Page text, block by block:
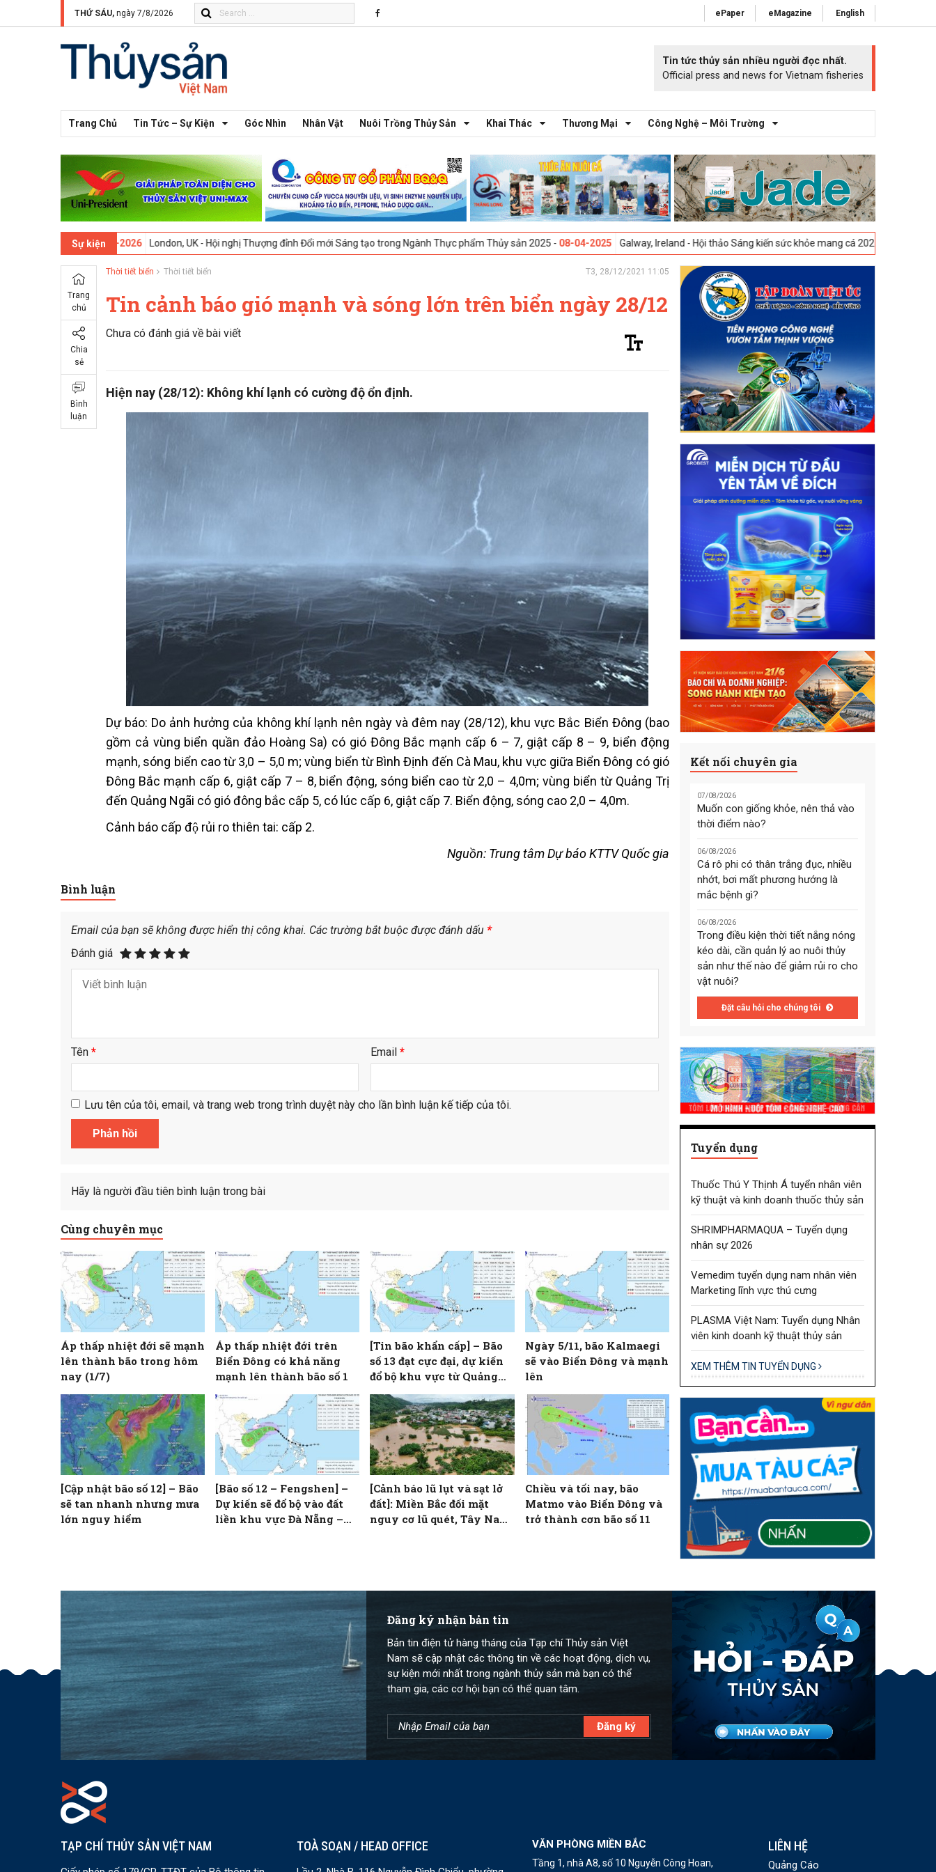
THỨ SÁU, ngày 7/8/2026 ePaper eMagazine English
Tin tức thủy sản nhiều người đọc nhất.
Official press and news for Vietnam fisheries
Trang Chủ Tin Tức – Sự Kiện Góc Nhìn Nhân Vật Nuôi Trồng Thủy Sản Khai Thác Thương Mại Công Nghệ – Môi Trường
Sự kiện
09-02-2026 London, UK - Hội nghị Thượng đỉnh Đổi mới Sáng tạo trong Ngành Thực phẩm Thủy sản 2025 -08-04-2025 Galway, Ireland - Hội thảo Sáng kiến sức khỏe mang cá 2025 -23-04-2025
Trang
chủ
Chia
sẻ
Bình
luận
Thời tiết biển Thời tiết biển T3, 28/12/2021 11:05
Tin cảnh báo gió mạnh và sóng lớn trên biển ngày 28/12
Chưa có đánh giá về bài viết
Hiện nay (28/12): Không khí lạnh có cường độ ổn định.
Dự báo: Do ảnh hưởng của không khí lạnh nên ngày và đêm nay (28/12), khu vực Bắc Biển Đông (bao
gồm cả vùng biển quần đảo Hoàng Sa) có gió Đông Bắc mạnh cấp 6 – 7, giật cấp 8 – 9, biển động
mạnh, sóng biển cao từ 3,0 – 5,0 m; vùng biển từ Bình Định đến Cà Mau, khu vực giữa Biển Đông có gió
Đông Bắc mạnh cấp 6, giật cấp 7 – 8, biển động, sóng biển cao từ 2,0 – 4,0m; vùng biển từ Quảng Trị
đến Quảng Ngãi có gió đông bắc cấp 5, có lúc cấp 6, giật cấp 7. Biển động, sóng cao 2,0 – 4,0m.
Cảnh báo cấp độ rủi ro thiên tai: cấp 2.
Nguồn: Trung tâm Dự báo KTTV Quốc gia
Bình luận
Email của bạn sẽ không được hiển thị công khai. Các trường bắt buộc được đánh dấu *
Đánh giá
Tên * Email*
Lưu tên của tôi, email, và trang web trong trình duyệt này cho lần bình luận kế tiếp của tôi.
Hãy là người đầu tiên bình luận trong bài
Cùng chuyên mục
Áp thấp nhiệt đới sẽ mạnh
lên thành bão trong hôm
nay (1/7)
Áp thấp nhiệt đới trên
Biển Đông có khả năng
mạnh lên thành bão số 1
[Tin bão khẩn cấp] – Bão
số 13 đạt cực đại, dự kiến
đổ bộ khu vực từ Quảng
Ngãi đến Đắk Lắk
Ngày 5/11, bão Kalmaegi
sẽ vào Biển Đông và mạnh
lên
[Cập nhật bão số 12] – Bão
sẽ tan nhanh nhưng mưa
lớn nguy hiểm
[Bão số 12 – Fengshen] –
Dự kiến sẽ đổ bộ vào đất
liền khu vực Đà Nẵng –
[Cảnh báo lũ lụt và sạt lở
đất]: Miền Bắc đối mặt
nguy cơ lũ quét, Tây Nam
Chiều và tối nay, bão
Matmo vào Biển Đông và
trở thành cơn bão số 11
Kết nối chuyên gia
07/08/2026
Muốn con giống khỏe, nên thả vào
thời điểm nào?
06/08/2026
Cá rô phi có thân trắng đục, nhiều
nhớt, bơi mất phương hướng là
mắc bệnh gì?
06/08/2026
Trong điều kiện thời tiết nắng nóng
kéo dài, cần quản lý ao nuôi thủy
sản như thế nào để giảm rủi ro cho
vật nuôi?
Đặt câu hỏi cho chúng tôi
Tuyển dụng
Thuốc Thú Y Thịnh Á tuyển nhân viên
kỹ thuật và kinh doanh thuốc thủy sản
SHRIMPHARMAQUA – Tuyển dụng
nhân sự 2026
Vemedim tuyển dụng nam nhân viên
Marketing lĩnh vực thú cưng
PLASMA Việt Nam: Tuyển dụng Nhân
viên kinh doanh kỹ thuật thủy sản
XEM THÊM TIN TUYỂN DỤNG
Đăng ký nhận bản tin
Bản tin điện tử hàng tháng của Tạp chí Thủy sản Việt
Nam sẽ cập nhật các thông tin về các hoạt động, dịch vụ,
sự kiện mới nhất trong ngành thủy sản mà bạn có thể
tham gia, các cơ hội bạn có thể quan tâm.
TẠP CHÍ THỦY SẢN VIỆT NAM TOÀ SOẠN / HEAD OFFICE VĂN PHÒNG MIỀN BẮC
Tầng 1, nhà A8, số 10 Nguyễn Công Hoan,
LIÊN HỆ
Quảng Cáo